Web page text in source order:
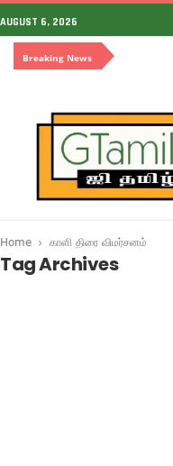
AUGUST 6, 2026
Breaking News
Home காளி திரை விமர்சனம்
Tag Archives